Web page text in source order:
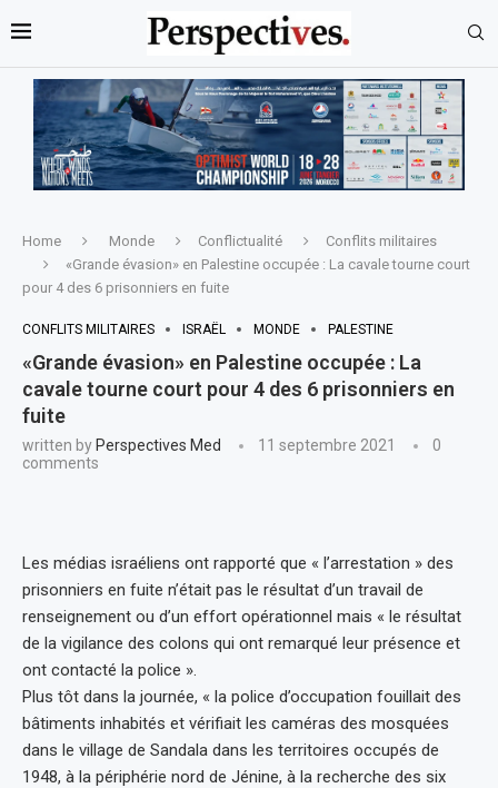
Home Monde Conflictualité
Conflits militaires
«Grande évasion» en Palestine occupée : La cavale tourne court
pour 4 des 6 prisonniers en fuite
CONFLITS MILITAIRES ISRAËL MONDE PALESTINE
«Grande évasion» en Palestine occupée : La
cavale tourne court pour 4 des 6 prisonniers en
fuite
written by Perspectives Med 11 septembre 2021
0
comments
Les médias israéliens ont rapporté que « l’arrestation » des
prisonniers en fuite n’était pas le résultat d’un travail de
renseignement ou d’un effort opérationnel mais « le résultat
de la vigilance des colons qui ont remarqué leur présence et
ont contacté la police ».
Plus tôt dans la journée, « la police d’occupation fouillait des
bâtiments inhabités et vérifiait les caméras des mosquées
dans le village de Sandala dans les territoires occupés de
1948, à la périphérie nord de Jénine, à la recherche des six